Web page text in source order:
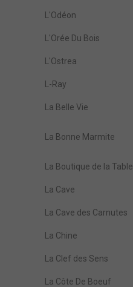
L'Odéon
L'Orée Du Bois
L'Ostrea
L-Ray
La Belle Vie
La Bonne Marmite
La Boutique de la Table
La Cave
La Cave des Carnutes
La Chine
La Clef des Sens
La Côte De Boeuf